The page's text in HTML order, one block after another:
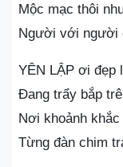
Mộc mạc thôi
Người với người
YÊN LẬP ơi đẹp
Đang trẩy bắp
Nơi khoảnh
Từng đàn chim